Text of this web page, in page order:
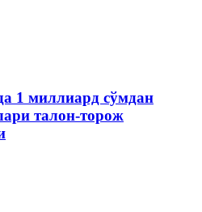
1 миллиард сўмдан
талон-торож